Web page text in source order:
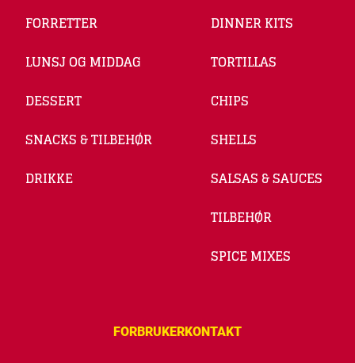
FORRETTER
LUNSJ OG MIDDAG
DESSERT
SNACKS & TILBEHØR
DRIKKE
DINNER KITS
TORTILLAS
CHIPS
SHELLS
SALSAS & SAUCES
TILBEHØR
SPICE MIXES
FORBRUKERKONTAKT